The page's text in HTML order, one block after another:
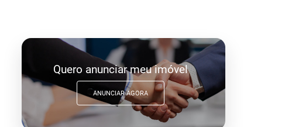
Quero anunciar meu imóvel
ANUNCIAR AGORA